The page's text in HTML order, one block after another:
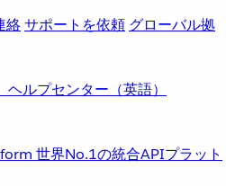
絡サポートを依頼 グローバル拠
ヘルプセンター（英語）
世界No.1の統合APIプラット